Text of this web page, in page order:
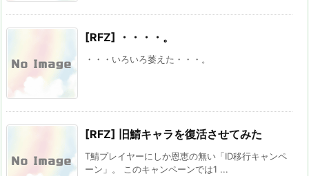
[RFZ] ・・・・。
・・・いろいろ萎えた・・・。
[RFZ] 旧鯖キャラを復活させてみた
T鯖プレイヤーにしか恩恵の無い「ID移行キャンペ
ーン」。 このキャンペーンでは1 ...